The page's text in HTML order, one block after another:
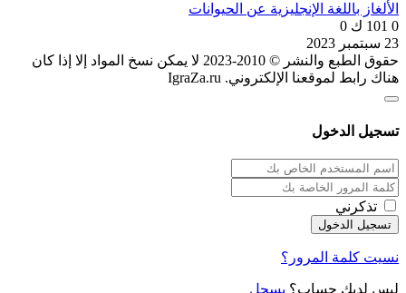
الألغاز باللغة الإنجليزية عن الحيوانات
0 101 ك
0
23 سبتمبر 2023
حقوق الطبع والنشر © 2010-2023 لا يمكن نسخ المواد إلا إذا كان
هناك رابط لموقعنا الإلكتروني. IgraZa.ru
تسجيل الدخول
تذكرني
نسيت كلمة المرور؟
ليس لديك حساب؟ يسجل